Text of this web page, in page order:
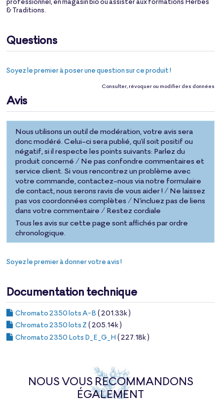
& Traditions.
Questions
Soyez le premier à poser une question sur ce produit !
Consulter, révoquer ou modifier des données
Avis
Nous utilisons un outil de modération, votre avis sera
donc modéré. Celui-ci sera publié, qu'il soit positif ou
négatif, si il respecte les points suivants: Parlez du
produit concerné / Ne pas confondre commentaires et
service client. Si vous rencontrez un problème avec
votre commande, contactez-nous via notre formulaire
de contact, nous serons ravis de vous aider ! / Ne laissez
pas vos coordonnées complètes / N'incluez pas de liens
dans votre commentaire / Restez cordiale
Tous les avis sur cette page sont affichés par ordre
chronologique.
Soyez le premier à donner votre avis !
Documentation technique
Chromato 2350 lots A-B ( 201.33k )
Chromato 2350 lots Z ( 205.14k )
Chromato 2350 Lots D_E_G_H ( 227.18k )
NOUS VOUS RECOMMANDONS
ÉGALEMENT